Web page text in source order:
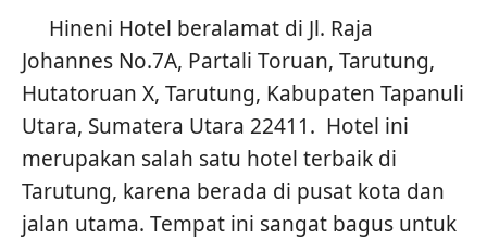
Hineni Hotel beralamat di Jl. Raja
Johannes No.7A, Partali Toruan, Tarutung,
Hutatoruan X, Tarutung, Kabupaten Tapanuli
Utara, Sumatera Utara 22411. Hotel ini
merupakan salah satu hotel terbaik di
Tarutung, karena berada di pusat kota dan
jalan utama. Tempat ini sangat bagus untuk